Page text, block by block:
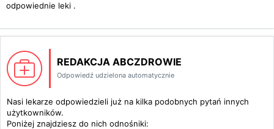
odpowiednie leki .
REDAKCJA ABCZDROWIE
Odpowiedź udzielona automatycznie
Nasi lekarze odpowiedzieli już na kilka podobnych pytań innych
użytkowników.
Poniżej znajdziesz do nich odnośniki: